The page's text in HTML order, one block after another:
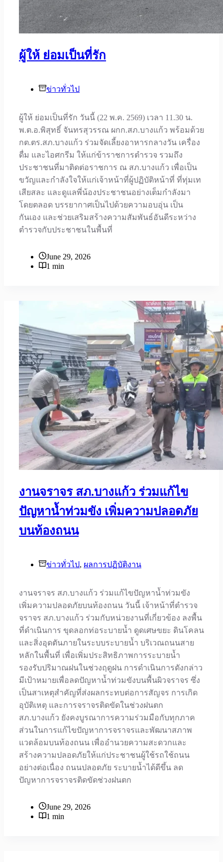
ผู้ให้ ย่อมเป็นที่รัก
ข่าวทั่วไป
ผู้ให้ ย่อมเป็นที่รัก วันนี้ (22 พ.ค. 2569) เวลา 11.30 น.
พ.ต.อ.พิสุทธิ์ จันทรสุวรรณ ผกก.สภ.บางแก้ว พร้อมด้วย
กต.ตร.สภ.บางแก้ว ร่วมจัดเลี้ยงอาหารกลางวัน เครื่อง
ดื่ม และไอศกรีม ให้แก่ข้าราชการตำรวจ รวมถึง
ประชาชนที่มาติดต่อราชการ ณ สภ.บางแก้ว เพื่อเป็น
ขวัญและกำลังใจให้แก่เจ้าหน้าที่ผู้ปฏิบัติหน้าที่ ที่ทุ่มเท
เสียสละ และดูแลพี่น้องประชาชนอย่างเต็มกำลังมา
โดยตลอด บรรยากาศเป็นไปด้วยความอบอุ่น เป็น
กันเอง และช่วยเสริมสร้างความสัมพันธ์อันดีระหว่าง
ตำรวจกับประชาชนในพื้นที่
June 29, 2026
1 min
งานจราจร สภ.บางแก้ว ร่วมแก้ไข
ปัญหาน้ำท่วมขัง เพิ่มความปลอดภัย
บนท้องถนน
ข่าวทั่วไป, ผลการปฏิบัติงาน
งานจราจร สภ.บางแก้ว ร่วมแก้ไขปัญหาน้ำท่วมขัง
เพิ่มความปลอดภัยบนท้องถนน วันนี้ เจ้าหน้าที่ตำรวจ
จราจร สภ.บางแก้ว ร่วมกับหน่วยงานที่เกี่ยวข้อง ลงพื้น
ที่ดำเนินการ ขุดลอกท่อระบายน้ำ ดูดเศษขยะ ดินโคลน
และสิ่งอุดตันภายในระบบระบายน้ำ บริเวณถนนสาย
หลักในพื้นที่ เพื่อเพิ่มประสิทธิภาพการระบายน้ำ
รองรับปริมาณฝนในช่วงฤดูฝน การดำเนินการดังกล่าว
มีเป้าหมายเพื่อลดปัญหาน้ำท่วมขังบนพื้นผิวจราจร ซึ่ง
เป็นสาเหตุสำคัญที่ส่งผลกระทบต่อการสัญจร การเกิด
อุบัติเหตุ และการจราจรติดขัดในช่วงฝนตก
สภ.บางแก้ว ยังคงบูรณาการความร่วมมือกับทุกภาค
ส่วนในการแก้ไขปัญหาการจราจรและพัฒนาสภาพ
แวดล้อมบนท้องถนน เพื่ออำนวยความสะดวกและ
สร้างความปลอดภัยให้แก่ประชาชนผู้ใช้รถใช้ถนน
อย่างต่อเนื่อง ถนนปลอดภัย ระบายน้ำได้ดีขึ้น ลด
ปัญหาการจราจรติดขัดช่วงฝนตก
June 29, 2026
1 min